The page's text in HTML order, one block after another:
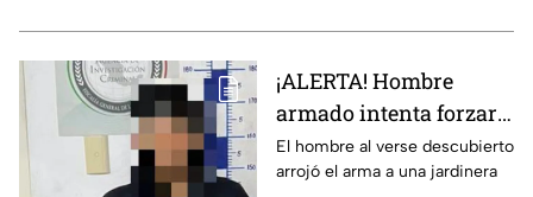
¡ALERTA! Hombre
armado intenta forzar
un domicilio en
Morelia
El hombre al verse descubierto
arrojó el arma a una jardinera